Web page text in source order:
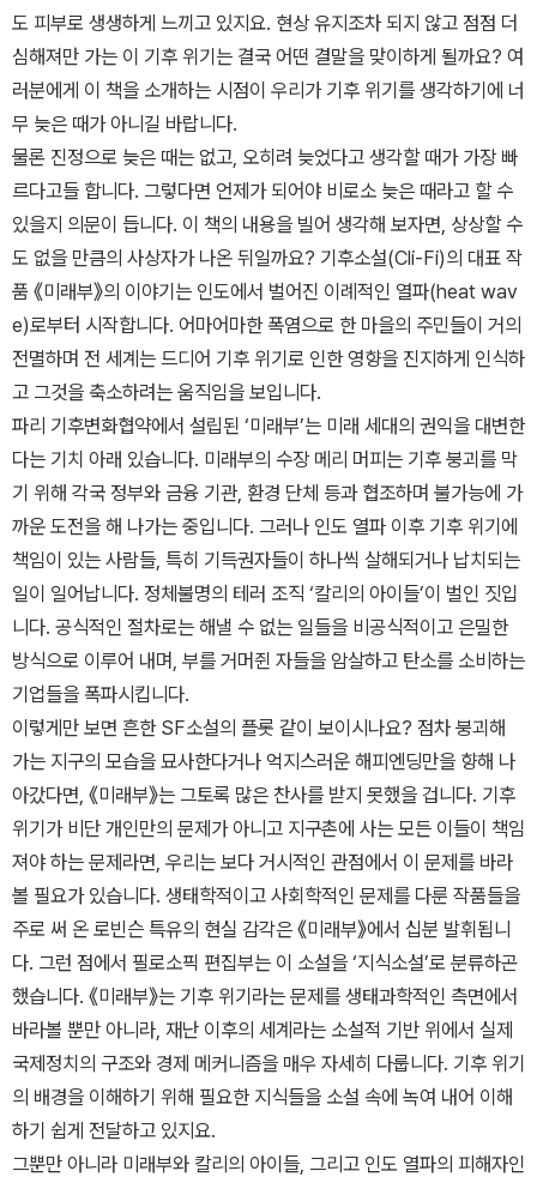
도 피부로 생생하게 느끼고 있지요. 현상 유지조차 되지 않고 점점 더
심해져만 가는 이 기후 위기는 결국 어떤 결말을 맞이하게 될까요? 여
러분에게 이 책을 소개하는 시점이 우리가 기후 위기를 생각하기에 너
무 늦은 때가 아니길 바랍니다.
물론 진정으로 늦은 때는 없고, 오히려 늦었다고 생각할 때가 가장 빠
르다고들 합니다. 그렇다면 언제가 되어야 비로소 늦은 때라고 할 수
있을지 의문이 듭니다. 이 책의 내용을 빌어 생각해 보자면, 상상할 수
도 없을 만큼의 사상자가 나온 뒤일까요? 기후소설(Cli-Fi)의 대표 작
품 《미래부》의 이야기는 인도에서 벌어진 이례적인 열파(heat wav
e)로부터 시작합니다. 어마어마한 폭염으로 한 마을의 주민들이 거의
전멸하며 전 세계는 드디어 기후 위기로 인한 영향을 진지하게 인식하
고 그것을 축소하려는 움직임을 보입니다.
파리 기후변화협약에서 설립된 ‘미래부’는 미래 세대의 권익을 대변한
다는 기치 아래 있습니다. 미래부의 수장 메리 머피는 기후 붕괴를 막
기 위해 각국 정부와 금융 기관, 환경 단체 등과 협조하며 불가능에 가
까운 도전을 해 나가는 중입니다. 그러나 인도 열파 이후 기후 위기에
책임이 있는 사람들, 특히 기득권자들이 하나씩 살해되거나 납치되는
일이 일어납니다. 정체불명의 테러 조직 ‘칼리의 아이들’이 벌인 짓입
니다. 공식적인 절차로는 해낼 수 없는 일들을 비공식적이고 은밀한
방식으로 이루어 내며, 부를 거머쥔 자들을 암살하고 탄소를 소비하는
기업들을 폭파시킵니다.
이렇게만 보면 흔한 SF소설의 플롯 같이 보이시나요? 점차 붕괴해
가는 지구의 모습을 묘사한다거나 억지스러운 해피엔딩만을 향해 나
아갔다면, 《미래부》는 그토록 많은 찬사를 받지 못했을 겁니다. 기후
위기가 비단 개인만의 문제가 아니고 지구촌에 사는 모든 이들이 책임
져야 하는 문제라면, 우리는 보다 거시적인 관점에서 이 문제를 바라
볼 필요가 있습니다. 생태학적이고 사회학적인 문제를 다룬 작품들을
주로 써 온 로빈슨 특유의 현실 감각은 《미래부》에서 십분 발휘됩니
다. 그런 점에서 필로소픽 편집부는 이 소설을 ‘지식소설’로 분류하곤
했습니다. 《미래부》는 기후 위기라는 문제를 생태과학적인 측면에서
바라볼 뿐만 아니라, 재난 이후의 세계라는 소설적 기반 위에서 실제
국제정치의 구조와 경제 메커니즘을 매우 자세히 다룹니다. 기후 위기
의 배경을 이해하기 위해 필요한 지식들을 소설 속에 녹여 내어 이해
하기 쉽게 전달하고 있지요.
그뿐만 아니라 미래부와 칼리의 아이들, 그리고 인도 열파의 피해자인